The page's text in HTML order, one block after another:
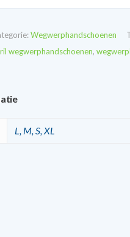
Wegwerphandschoenen
wegwerphandschoenen,
L, M, S, XL